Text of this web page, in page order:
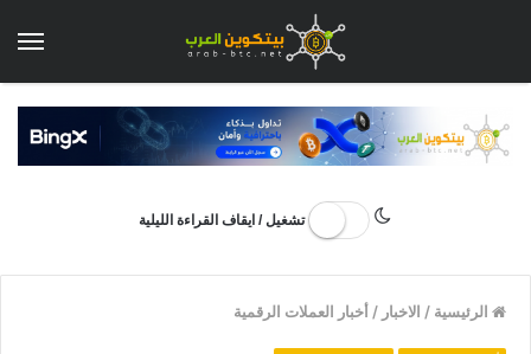
تشغيل / ايقاف القراءة الليلية
الرئيسية / الاخبار /أخبار العملات الرقمية